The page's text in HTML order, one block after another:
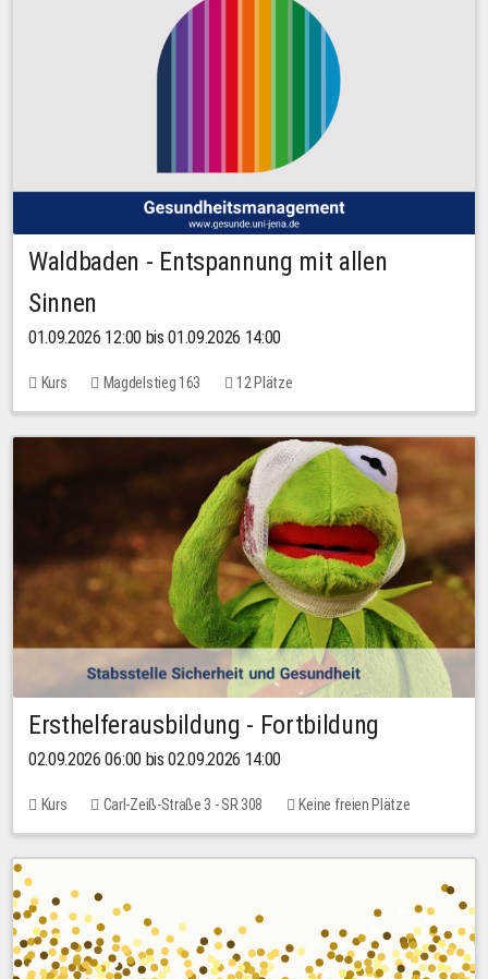
Waldbaden - Entspannung mit allen
Sinnen
01.09.2026 12:00 bis 01.09.2026 14:00
Kurs Magdelstieg 163 12 Plätze
Ersthelferausbildung - Fortbildung
02.09.2026 06:00 bis 02.09.2026 14:00
Kurs Carl-Zeiß-Straße 3 - SR 308 Keine freien Plätze